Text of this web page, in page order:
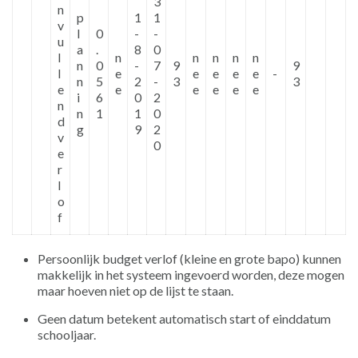
n
v
u
l
l
e
n
d
v
e
r
l
o
f
p
l
a
n
n
i
n
g
0
.
0
5
6
1
n
e
e
1
-
8
-
2
0
1
9
1
-
0
7
-
2
0
2
0
9
3
n
e
e
n
e
e
n
e
e
n
e
e
-
9
3
Persoonlijk budget verlof (kleine en grote bapo) kunnen
makkelijk in het systeem ingevoerd worden, deze mogen
maar hoeven niet op de lijst te staan.
Geen datum betekent automatisch start of einddatum
schooljaar.